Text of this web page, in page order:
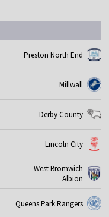
Preston North End
Millwall
Derby County
Lincoln City
West Bromwich
Albion
Queens Park Rangers